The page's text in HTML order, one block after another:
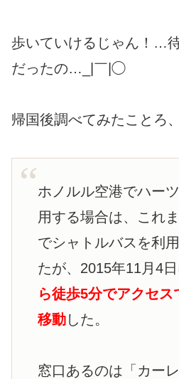
歩いていけるじゃん！…
だったの…_|￣|◯
帰国後調べてみたことろ、
ホノルル空港でハー
用する場合は、これ
でシャトルバスを利
たが、2015年11月4
ら徒歩5分でアクセス
移動した。
窓口あるのは「カー